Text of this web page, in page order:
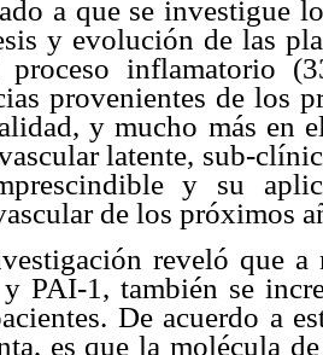
a que se investigue
y evolución de las
inflamatorio
provenientes de los
y mucho más en
latente, sub-
y su
de los próximos
reveló que a
PAI-1, también se
De acuerdo a
es que la molécula